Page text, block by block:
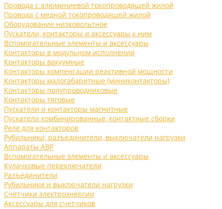
Провода с алюминиевой токопроводящей жилой
Провода с медной токопроводящей жилой
Оборудование низковольтное
Пускатели, контакторы и аксессуары к ним
Вспомогательные элементы и аксессуары
Контакторы в модульном исполнении
Контакторы вакуумные
Контакторы компенсации реактивной мощности
Контакторы малогабаритные (миниконтакторы)
Контакторы полупроводниковые
Контакторы тяговые
Пускатели и контакторы магнитные
Пускатели комбинированные, контактные сборки
Реле для контакторов
Рубильники, разъединители, выключатели нагрузки
Аппараты АВР
Вспомогательные элементы и аксессуары
Кулачковые переключатели
Разъединители
Рубильники и выключатели нагрузки
Счетчики электроэнергии
Аксессуары для счетчиков